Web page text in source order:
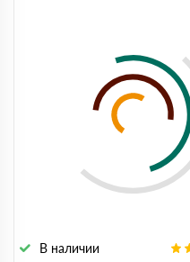
В наличии